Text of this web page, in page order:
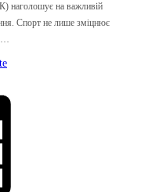
наголошує на важливій
Спорт не лише зміцнює